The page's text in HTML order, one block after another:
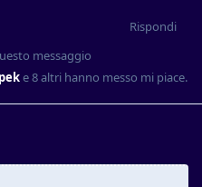
Rispondi
messaggio
e8altri hanno messo mi piace.